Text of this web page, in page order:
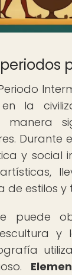
la
manera
Durante
y social
de estilos y
puede
y